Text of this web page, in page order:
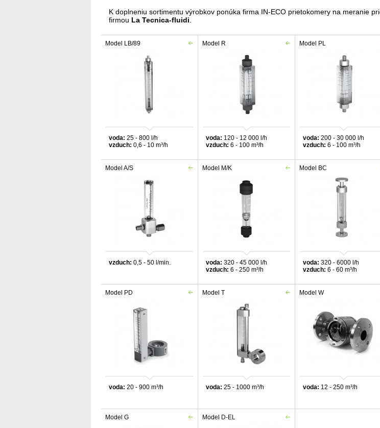
K doplneniu sortimentu výrobkov ponúka firma IN-ECO prietokomery na meranie
firmou La Tecnica-fluidi
Model LB/89
voda: 25 - 800 l/h
vzduch: 0,6 - 10 m³/h
Model R
voda: 120 - 12 000 l/h
vzduch: 6 - 100 m³/h
Model PL
voda: 200 - 30 000 l/h
vzduch: 6 - 100 m³/h
Model A/S
vzduch: 0,5 - 50 l/min.
Model M/K
voda: 320 - 45 000 l/h
vzduch: 6 - 250 m³/h
Model BC
voda: 320 - 6000 l/h
vzduch: 6 - 60 m³/h
Model PD
voda: 20 - 900 m³/h
Model T
voda: 25 - 1000 m³/h
Model W
voda: 12 - 250 m³/h
Model G Model D-EL